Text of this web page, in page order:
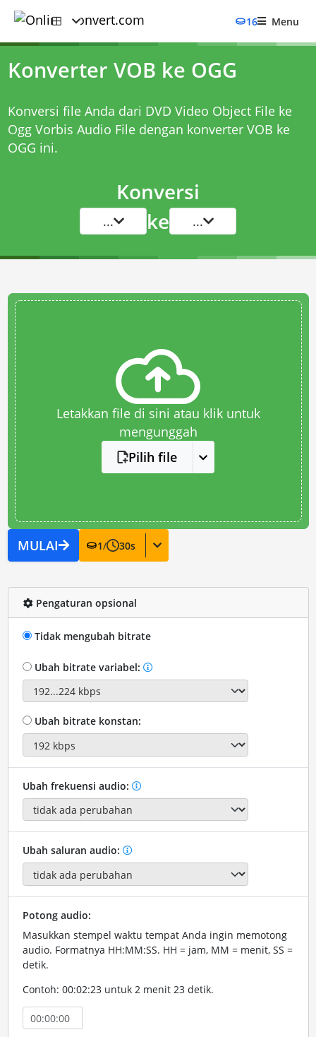
16 Menu
Konverter VOB ke OGG
Konversi file Anda dari DVD Video Object File ke
Ogg Vorbis Audio File dengan konverter VOB ke
OGG ini.
Konversi
... ke ...
Letakkan file di sini atau klik untuk
mengunggah
Pilih file
MULAI 1/ 30s
Pengaturan opsional
Tidak mengubah bitrate
Ubah bitrate variabel:
Ubah bitrate konstan:
Ubah frekuensi audio:
Ubah saluran audio:
Potong audio:
Masukkan stempel waktu tempat Anda ingin memotong
audio. Formatnya HH:MM:SS. HH = jam, MM = menit, SS =
detik.
Contoh: 00:02:23 untuk 2 menit 23 detik.